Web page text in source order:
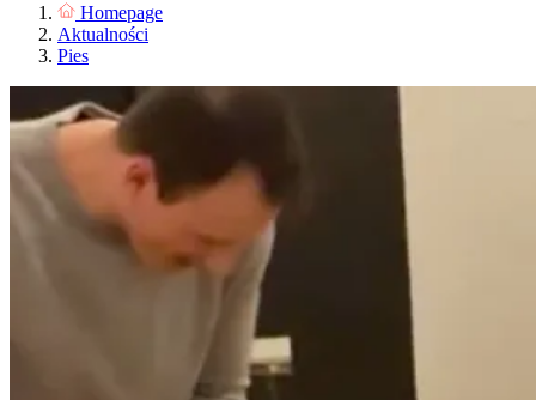
Homepage
Aktualności
Pies